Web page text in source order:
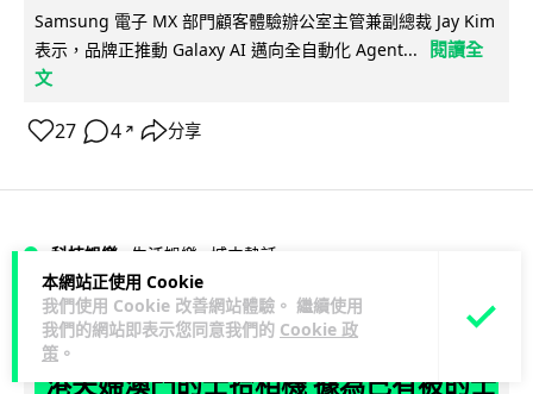
本網站正使用 Cookie
我們使用 Cookie 改善網站體驗。 繼續使用
我們的網站即表示您同意我們的 Cookie 政
策 。
Samsung 電子 MX 部門顧客體驗辦公室主管兼副總裁 Jay Kim
表示，品牌正推動 Galaxy AI 邁向全自動化 Agent...
閱讀全
文
27 4 ↗ 分享
科技娛樂 生活娛樂 城中熱話
Lawton 1 日
港夫婦澳門的士拾相機 據為己有被的士